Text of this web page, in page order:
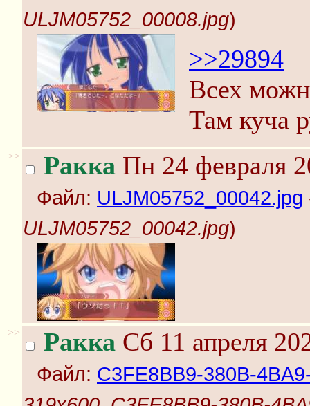
ULJM05752_00008.jpg)
>>29894
Всех
Там куча
>> Ракка Пн 24 февраля
Файл: ULJM05752_00042.jpg
ULJM05752_00042.jpg)
>> Ракка Сб 11 апреля
Файл: C3FE8BB9-380B-